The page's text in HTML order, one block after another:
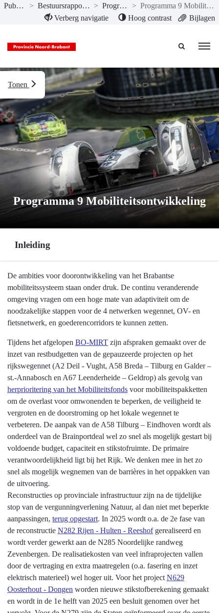
Naar hoofdinhoud
Publicaties > Bestuursrapportage I 2025 > Programma’s >
Programma 9 Mobiliteitsontwikkeling
Verberg navigatie
Hoog contrast Bijlagen
Programma 9 Mobiliteitsontwikkeling
Tonen
Inleiding
Terug
naar
navigatie
Programma
Mobiliteitsontwikkeling
Inleiding
De ambities voor doorontwikkeling van het Brabantse
mobiliteitssysteem staan onder druk. De continu veranderende
omgeving vragen om een hoge mate van adaptiviteit om de
noodzakelijke stappen voor de 4 netwerken wegennet, OV- en
fietsnetwerk, en goederencorridors te kunnen zetten.
Tijdens het afgelopen BO-MIRT zijn afspraken gemaakt over de
inzet van restbudgetten van de gepauzeerde projecten op het
rijkswegennet (A2 Deil - Vught, A58 Breda – Tilburg en Galder –
st.-Annabosch en A67 Leenderheide – Geldrop) als gevolg van
herprioritering van het Mobiliteitsfonds voor mobiliteitspakketten
om de overlast voor omwonenden te beperken, de veiligheid te
vergroten en de doorstroming op het lokale wegennet te
verbeteren. De aanpak van de A58 Tilburg – Eindhoven wordt als
onderdeel van de Brainportdeal wel zo snel als mogelijk gestart bij
voldoende budget, capaciteit en stikstofruimte. De primaire
verantwoordelijkheid ligt bij het Rijk. We denken mee in het zo
snel als mogelijk wegnemen van de barrières in het oppakken van
de uitvoering.
Reconstructies op provinciale infrastructuur zijn na de tijdelijke
stop van de vergunningverlening Natuur, al dan niet met beperkte
aanpassingen, terug opgestart. In 2025 wordt o.a. de 2e fase van
de reconstructie N282 Rijen - Hulten - Reeshofgerealiseerd en
wordt verder gewerkt aan de N285 Noordelijke randweg
Zevenbergen. De realisatiekosten van veel infraprojecten vallen
door de vertraging en extra maatregelen (o.a. fasering en inzet
elektrisch materieel) wel hoger uit. Voor het project N629
Oosterhout - Dongen worden nieuwe stikstofberekening gemaakt
en wordt in de 1e helft van 2025 een besluit genomen over het